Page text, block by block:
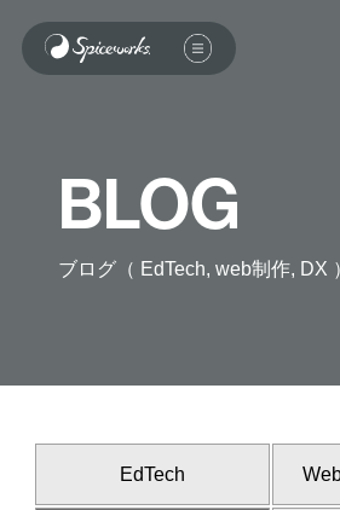
BLOG
ブログ（ EdTech, web制作, DX
EdTech